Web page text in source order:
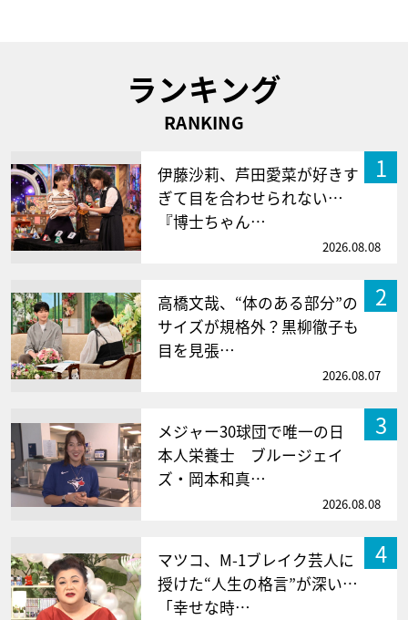
ランキング
RANKING
1
伊藤沙莉、芦田愛菜が好きす
ぎて目を合わせられない…
『博士ちゃん…
2026.08.08
2
高橋文哉、“体のある部分”の
サイズが規格外？黒柳徹子も
目を見張…
2026.08.07
3
メジャー30球団で唯一の日
本人栄養士 ブルージェイ
ズ・岡本和真…
2026.08.08
4
マツコ、M-1ブレイク芸人に
授けた“人生の格言”が深い…
「幸せな時…